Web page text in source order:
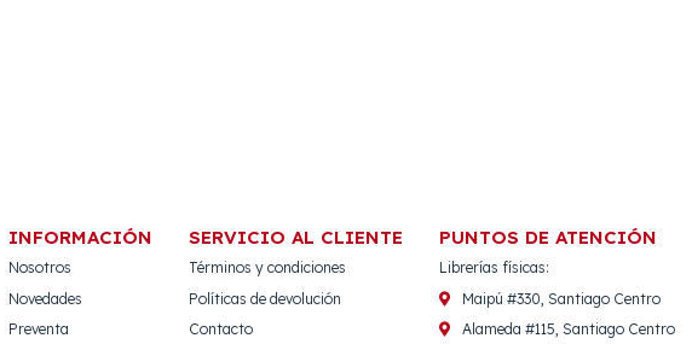
INFORMACIÓN
Nosotros
Novedades
Preventa
SERVICIO AL CLIENTE
Términos y condiciones
Políticas de devolución
Contacto
PUNTOS DE ATENCIÓN
Librerías físicas:
Maipú #330, Santiago Centro
Alameda #115, Santiago Centro